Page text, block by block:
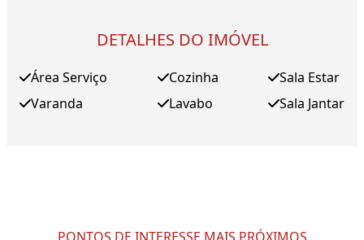
DETALHES DO IMÓVEL
Área Serviço
Varanda
Cozinha
Lavabo
Sala Estar
Sala Jantar